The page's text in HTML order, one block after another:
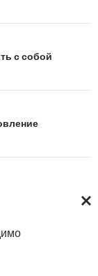
с собой